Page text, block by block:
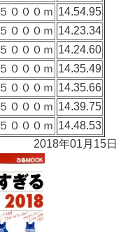
５０００ｍ 14.54.95
５０００ｍ 14.23.34
５０００ｍ 14.24.60
５０００ｍ 14.35.49
５０００ｍ 14.35.66
５０００ｍ 14.39.75
５０００ｍ 14.48.53
2018年01月15日